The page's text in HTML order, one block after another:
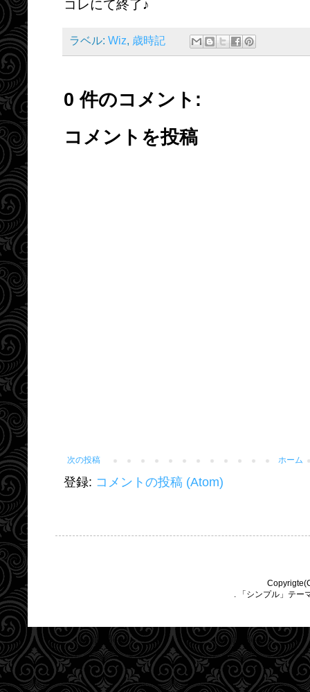
コレにて終了♪
ラベル: Wiz, 歳時記
0 件のコメント:
コメントを投稿
次の投稿 ホーム
登録: コメントの投稿 (Atom)
. 「シンプル」テー